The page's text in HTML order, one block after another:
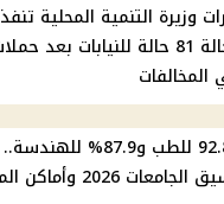
..إحالة 81 حالة للنيابات
المخالفات
92.8% للطب و87.9%
2026 وأماكن المرحلة الثانية